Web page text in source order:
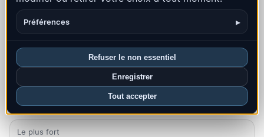
Préférences ▸
Refuser le non essentiel
Enregistrer
Tout accepter
Aperçu
FAQ
Séismes ce mois-ci
2
Dernier UTC : 2026-08-05 00:47:25
Le plus fort